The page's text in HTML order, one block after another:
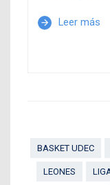
arrow_forward Leer más
BASKET UDEC
LEONES